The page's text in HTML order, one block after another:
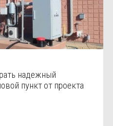
надежный
пункт от проекта